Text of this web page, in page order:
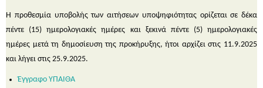
Η προθεσμία υποβολής των αιτήσεων υποψηφιότητας ορίζεται σε δέκα
πέντε (15) ημερολογιακές ημέρες και ξεκινά πέντε (5) ημερολογιακές
ημέρες μετά τη δημοσίευση της προκήρυξης, ήτοι αρχίζει στις 11.9.2025
και λήγει στις 25.9.2025.
Έγγραφο ΥΠΑΙΘΑ